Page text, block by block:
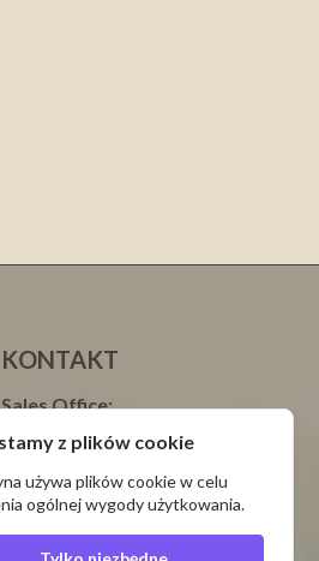
KONTAKT
Sales Office:
tel./fax: +48 34 328 51 48
tel.: +48 665 699 599 Natalia
Service:
tel.: +48 34 328 59 25
z plików cookie
używa plików cookie w celu
ogólnej wygody użytkowania.